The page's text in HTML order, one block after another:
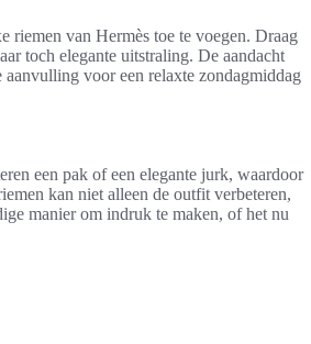
riemen van Hermès toe te voegen. Draag
toch elegante uitstraling. De aandacht
voor een relaxte zondagmiddag
een pak of een elegante jurk, waardoor
kan niet alleen de outfit verbeteren,
manier om indruk te maken, of het nu